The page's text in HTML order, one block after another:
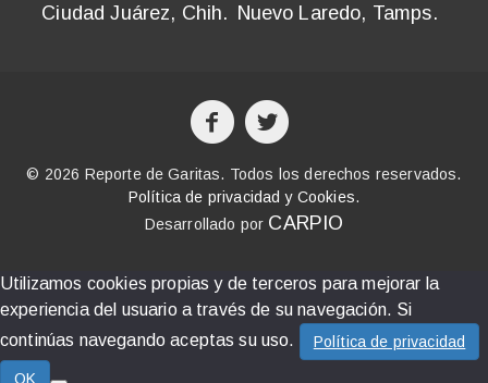
Ciudad Juárez, Chih. Nuevo Laredo, Tamps.
© 2026 Reporte de Garitas. Todos los derechos reservados.
Política de privacidad y Cookies.
Desarrollado por CARPIO
Utilizamos cookies propias y de terceros para mejorar la
experiencia del usuario a través de su navegación. Si
continúas navegando aceptas su uso.
Política de privacidad
OK